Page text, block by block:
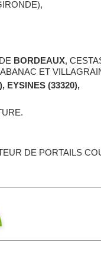
BORDEAUX,
ET
EYSINES (33320),
DE PORTAILS